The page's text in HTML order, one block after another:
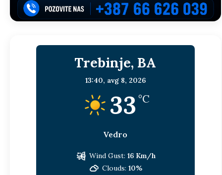
Trebinje, BA
13:40, avg 8, 2026
33 °C
Vedro
Wind Gust: 16 Km/h
Clouds: 10%